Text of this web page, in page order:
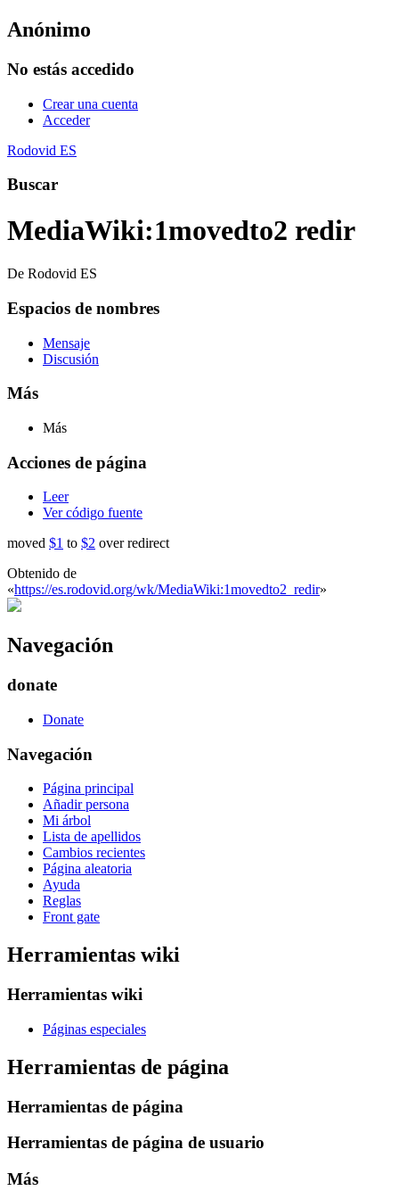
Anónimo
No estás accedido
Crear una cuenta
Acceder
Rodovid ES
Buscar
MediaWiki:1movedto2 redir
De Rodovid ES
Espacios de nombres
Mensaje
Discusión
Más
Más
Acciones de página
Leer
Ver código fuente
moved $1 to $2 over redirect
Obtenido de
«https://es.rodovid.org/wk/MediaWiki:1movedto2_redir»
Navegación
donate
Donate
Navegación
Página principal
Añadir persona
Mi árbol
Lista de apellidos
Cambios recientes
Página aleatoria
Ayuda
Reglas
Front gate
Herramientas wiki
Herramientas wiki
Páginas especiales
Herramientas de página
Herramientas de página
Herramientas de página de usuario
Más